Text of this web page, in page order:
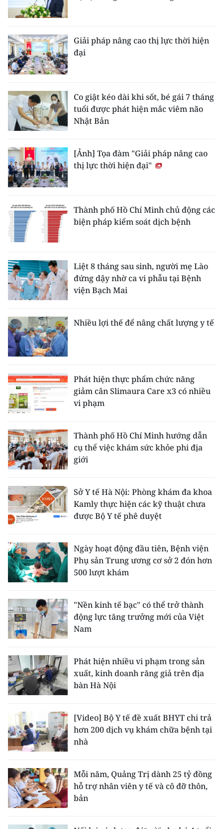
Giải pháp nâng cao thị lực thời hiện
đại
Co giật kéo dài khi sốt, bé gái 7 tháng
tuổi được phát hiện mắc viêm não
Nhật Bản
[Ảnh] Tọa đàm "Giải pháp nâng cao
thị lực thời hiện đại"
Thành phố Hồ Chí Minh chủ động các
biện pháp kiểm soát dịch bệnh
Liệt 8 tháng sau sinh, người mẹ Lào
đứng dậy nhờ ca vi phẫu tại Bệnh
viện Bạch Mai
Nhiều lợi thế để nâng chất lượng y tế
Phát hiện thực phẩm chức năng
giảm cân Slimaura Care x3 có nhiều
vi phạm
Thành phố Hồ Chí Minh hướng dẫn
cụ thể việc khám sức khỏe phi địa
giới
Sở Y tế Hà Nội: Phòng khám đa khoa
Kamly thực hiện các kỹ thuật chưa
được Bộ Y tế phê duyệt
Ngày hoạt động đầu tiên, Bệnh viện
Phụ sản Trung ương cơ sở 2 đón hơn
500 lượt khám
"Nền kinh tế bạc" có thể trở thành
động lực tăng trưởng mới của Việt
Nam
Phát hiện nhiều vi phạm trong sản
xuất, kinh doanh răng giả trên địa
bàn Hà Nội
[Video] Bộ Y tế đề xuất BHYT chi trả
hơn 200 dịch vụ khám chữa bệnh tại
nhà
Mỗi năm, Quảng Trị dành 25 tỷ đồng
hỗ trợ nhân viên y tế và cô đỡ thôn,
bản